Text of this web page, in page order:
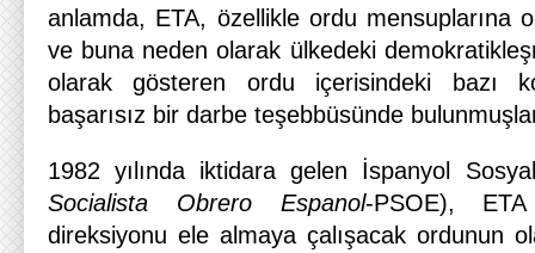
anlamda, ETA, özellikle ordu mensuplarına
ve buna neden olarak ülkedeki
olarak gösteren ordu içerisindeki bazı
başarısız bir darbe teşebbüsünde
1982 yılında iktidara gelen İspanyol
Socialista Obrero Espanol-PSOE), ETA
direksiyonu ele almaya çalışacak ordunun